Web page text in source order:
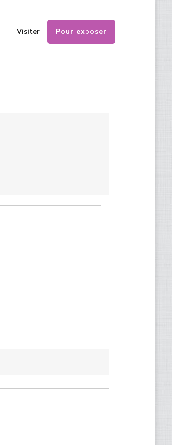
Visiter Pour exposer